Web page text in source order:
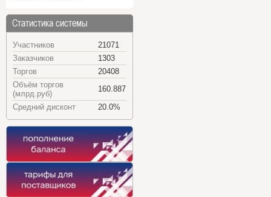
Статистика системы
Участников
21071
Заказчиков
1303
Торгов
20408
Объём торгов
(млрд.руб)
160.887
Средний дисконт
20.0%